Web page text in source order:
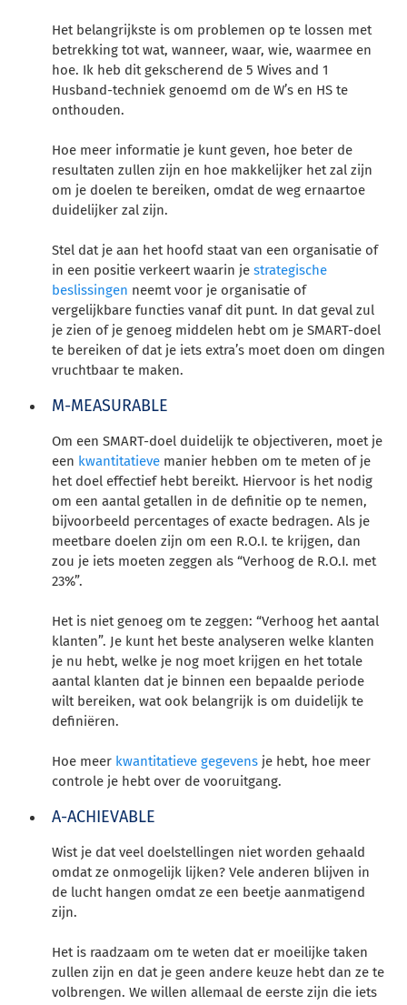
Het belangrijkste is om problemen op te lossen met
betrekking tot wat, wanneer, waar, wie, waarmee en
hoe. Ik heb dit gekscherend de 5 Wives and 1
Husband-techniek genoemd om de W’s en HS te
onthouden.
Hoe meer informatie je kunt geven, hoe beter de
resultaten zullen zijn en hoe makkelijker het zal zijn
om je doelen te bereiken, omdat de weg ernaartoe
duidelijker zal zijn.
Stel dat je aan het hoofd staat van een organisatie of
in een positie verkeert waarin jestrategische
beslissingen neemt voor je organisatie of
vergelijkbare functies vanaf dit punt. In dat geval zul
je zien of je genoeg middelen hebt om je SMART-doel
te bereiken of dat je iets extra’s moet doen om dingen
vruchtbaar te maken.
M-MEASURABLE
Om een SMART-doel duidelijk te objectiveren, moet je
een kwantitatieve manier hebben om te meten of je
het doel effectief hebt bereikt. Hiervoor is het nodig
om een aantal getallen in de definitie op te nemen,
bijvoorbeeld percentages of exacte bedragen. Als je
meetbare doelen zijn om een R.O.I. te krijgen, dan
zou je iets moeten zeggen als “Verhoog de R.O.I. met
23%”.
Het is niet genoeg om te zeggen: “Verhoog het aantal
klanten”. Je kunt het beste analyseren welke klanten
je nu hebt, welke je nog moet krijgen en het totale
aantal klanten dat je binnen een bepaalde periode
wilt bereiken, wat ook belangrijk is om duidelijk te
definiëren.
Hoe meer kwantitatieve gegevens je hebt, hoe meer
controle je hebt over de vooruitgang.
A-ACHIEVABLE
Wist je dat veel doelstellingen niet worden gehaald
omdat ze onmogelijk lijken? Vele anderen blijven in
de lucht hangen omdat ze een beetje aanmatigend
zijn.
Het is raadzaam om te weten dat er moeilijke taken
zullen zijn en dat je geen andere keuze hebt dan ze te
volbrengen. We willen allemaal de eerste zijn die iets